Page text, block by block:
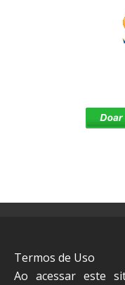
Termos de Uso
Ao acessar este